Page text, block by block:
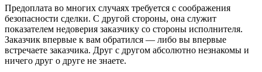
Предоплата во многих случаях требуется с соображения
безопасности сделки. С другой стороны, она служит
показателем недоверия заказчику со стороны исполнителя.
Заказчик впервые к вам обратился — либо вы впервые
встречаете заказчика. Друг с другом абсолютно незнакомы и
ничего друг о друге не знаете.